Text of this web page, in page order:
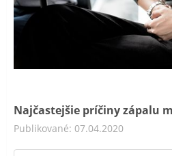
Najčastejšie príčiny zápalu
Publikované: 07.04.2020